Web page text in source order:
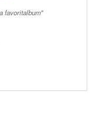
favoritalbum"